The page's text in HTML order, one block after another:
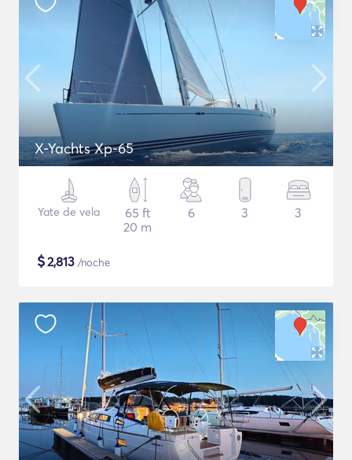
X-Yachts Xp-65
Yate de vela
65 ft
20 m
6 3 3
$2,813 /noche